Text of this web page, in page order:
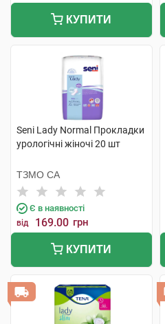
КУПИТИ
Seni Lady Normal Прокладки
урологічні жіночі 20 шт
ТЗМО СА
Є в наявності
від 169.00 грн
КУПИТИ